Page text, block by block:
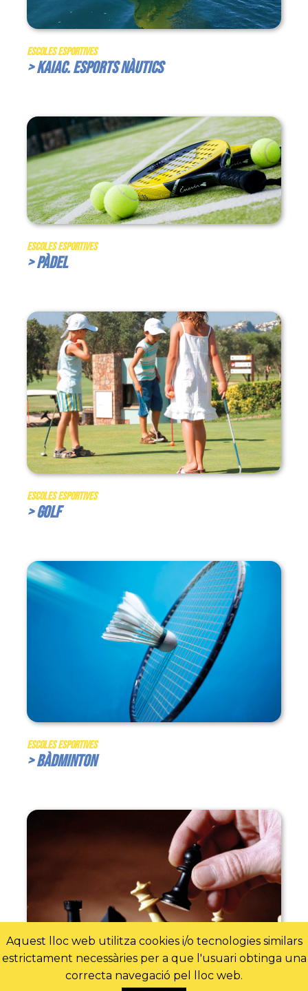
Escoles Esportives
> Kaiac. Esports Nàutics
Escoles Esportives
> Pàdel
Escoles Esportives
> Golf
Escoles Esportives
> Bàdminton
Aquest lloc web utilitza cookies i/o tecnologies similars
estrictament necessàries per a que l'usuari obtinga una
correcta navegació pel lloc web.